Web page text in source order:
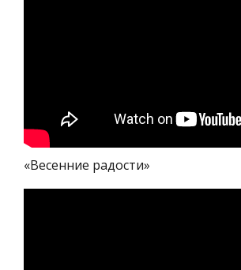
«Весенние радости»